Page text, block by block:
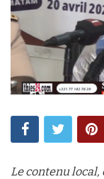
Le contenu local,